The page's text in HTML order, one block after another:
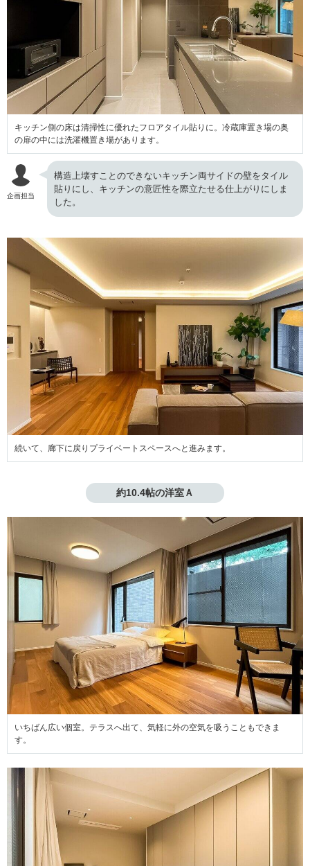
キッチン側の床は清掃性に優れたフロアタイル貼りに。冷蔵庫置き場の奥
の扉の中には洗濯機置き場があります。
企画担当
構造上壊すことのできないキッチン両サイドの壁をタイル
貼りにし、キッチンの意匠性を際立たせる仕上がりにしま
した。
続いて、廊下に戻りプライベートスペースへと進みます。
約10.4帖の洋室Ａ
いちばん広い個室。テラスへ出て、気軽に外の空気を吸うこともできま
す。